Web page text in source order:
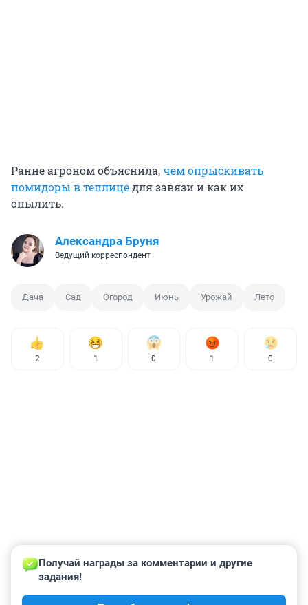
Ранне агроном объяснила,чем опрыскивать
помидоры в теплицедля завязи и как их
опылить.
Александра Бруня
Ведущий корреспондент
Дача Сад Огород Июнь Урожай Лето
2 1 0 1 0
Получай награды за комментарии и другие
задания!